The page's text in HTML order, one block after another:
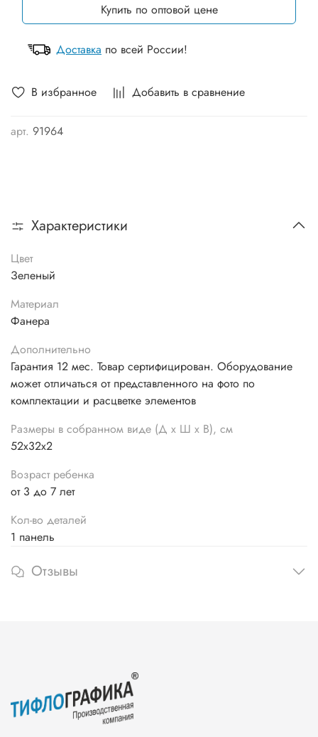
В избранное Добавить в сравнение
арт. 91964
Купить по оптовой цене
Доставка по всей России!
Характеристики
Цвет
Зеленый
Материал
Фанера
Дополнительно
Гарантия 12 мес. Товар сертифицирован. Оборудование
может отличаться от представленного на фото по
комплектации и расцветке элементов
Размеры в собранном виде (Д х Ш х В), см
52х32х2
Возраст ребенка
от 3 до 7 лет
Кол-во деталей
1 панель
Отзывы